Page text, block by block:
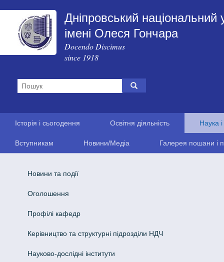
Дніпровський національний
імені Олеся Гончара
Docendo Discimus
since 1918
Історія і сьогодення Освітня діяльність Наука
Вступникам Новини/Медіа Галерея пошани і
Новини та події
Оголошення
Профілі кафедр
Керівництво та структурні підрозділи НДЧ
Науково-дослідні інститути